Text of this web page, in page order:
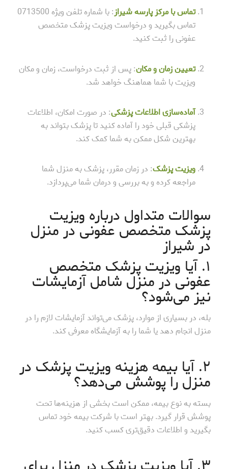
تماس با مرکز پارسه شیراز
: با شماره تلفن ویژه 0713500
تماس بگیرید و درخواست ویزیت پزشک متخصص
عفونی را ثبت کنید.
تعیین زمان و مکان: پس از ثبت درخواست، زمان و مکان
ویزیت با شما هماهنگ خواهد شد.
آماده‌سازی اطلاعات پزشکی: در صورت امکان، اطلاعات
پزشکی قبلی خود را آماده کنید تا پزشک بتواند به
بهترین شکل ممکن به شما کمک کند.
ویزیت پزشک: در زمان مقرر، پزشک به منزل شما
مراجعه کرده و به بررسی و درمان شما می‌پردازد.
سوالات متداول درباره ویزیت
پزشک متخصص عفونی در منزل
در شیراز
۱. آیا ویزیت پزشک متخصص
عفونی در منزل شامل آزمایشات
نیز می‌شود؟
بله، در بسیاری از موارد، پزشک می‌تواند آزمایشات لازم را در
منزل انجام دهد یا شما را به آزمایشگاه معرفی کند.
۲. آیا بیمه هزینه ویزیت پزشک در
منزل را پوشش می‌دهد؟
بسته به نوع بیمه، ممکن است بخشی از هزینه‌ها تحت
پوشش قرار گیرد. بهتر است با شرکت بیمه خود تماس
بگیرید و اطلاعات دقیق‌تری کسب کنید.